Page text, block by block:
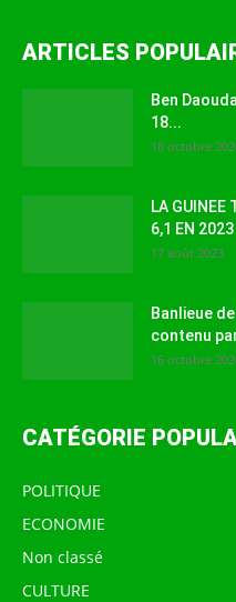
ARTICLES
Ben
18...
18 octobre
LA GUINEE
6,1 EN
17 août 2023
Banlieue
contenu
16 octobre
CATÉGORIE
POLITIQUE
ECONOMIE
Non classé
CULTURE